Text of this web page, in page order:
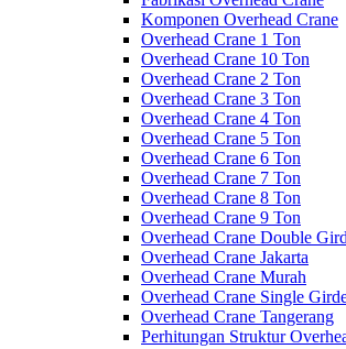
Komponen Overhead Crane
Overhead Crane 1 Ton
Overhead Crane 10 Ton
Overhead Crane 2 Ton
Overhead Crane 3 Ton
Overhead Crane 4 Ton
Overhead Crane 5 Ton
Overhead Crane 6 Ton
Overhead Crane 7 Ton
Overhead Crane 8 Ton
Overhead Crane 9 Ton
Overhead Crane Double
Overhead Crane Jakarta
Overhead Crane Murah
Overhead Crane Single
Overhead Crane Tangerang
Perhitungan Struktur